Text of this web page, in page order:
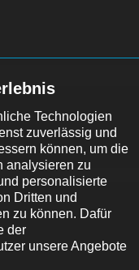
Technologien
zuverlässig und
können, um die
analysieren zu
personalisierte
Dritten und
zu können. Dafür
der
unsere Angebote